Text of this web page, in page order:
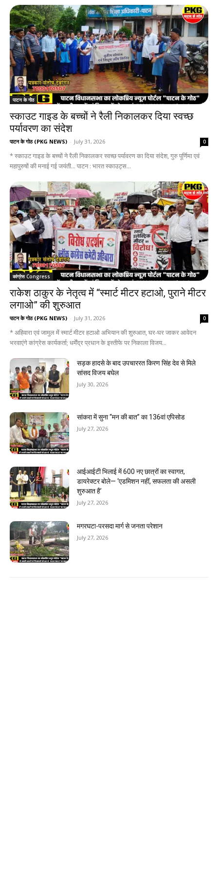
पाटन के गोठ
स्काउट गाइड के बच्चों ने रैली निकालकर दिया स्वच्छ
पर्यावरण का संदेश
पाटन के गोठ (PKG NEWS) - July 31, 2026 0
* स्काउट गाइड के बच्चों ने रैली निकालकर स्वच्छ पर्यावरण का दिया संदेश, गुरु पूर्णिमा एवं
महापुरुषों की मनाई गई जयंती... पाटन : भारत स्काउट्स...
कांग्रेस Congress
राकेश ठाकुर के नेतृत्व में “स्मार्ट मीटर हटाओ, पुराने मीटर
लगाओ” की शुरुआत
पाटन के गोठ (PKG NEWS) - July 31, 2026 0
* अहिवारा एवं जामुल में स्मार्ट मीटर हटाओ अभियान की शुरुआत, घर-घर जाकर आवेदन
भरवाएंगे कांग्रेस कार्यकर्ता; धर्मेंद्र प्रधान के इस्तीफे पर निकाला विजय...
सड़क हादसे के बाद उपचाररत किरण सिंह देव से मिले
सांसद विजय बघेल
July 30, 2026
सांकरा में सुना “मन की बात” का 136वां एपिसोड
July 27, 2026
आईआईटी भिलाई में 600 नए छात्रों का स्वागत,
डायरेक्टर बोले— ‘एडमिशन नहीं, सफलता की असली
शुरुआत है’
July 27, 2026
मगरघटा-परसदा मार्ग से जनता परेशान
July 27, 2026